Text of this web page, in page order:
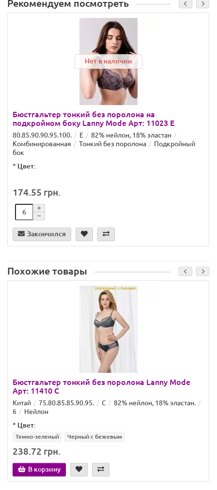
Рекомендуем посмотреть
Нет в наличии
Бюстгальтер тонкий без поролона на
подкройном боку Lanny Mode Арт: 11023 E
80.85.90.90.95.100. E
82% нейлон, 18% эластан
Комбинированная
Тонкий без поролона
Подкройный
бок
* Цвет:
174.55 грн.
Закончился
Похожие товары
Бюстгальтер тонкий без поролона Lanny Mode
Арт: 11410 C
Китай 75.80.85.85.90.95. C
82% нейлон, 18% эластан.
6
Нейлон
* Цвет:
Темно-зеленый Черный с бежевым
238.72 грн.
В корзину